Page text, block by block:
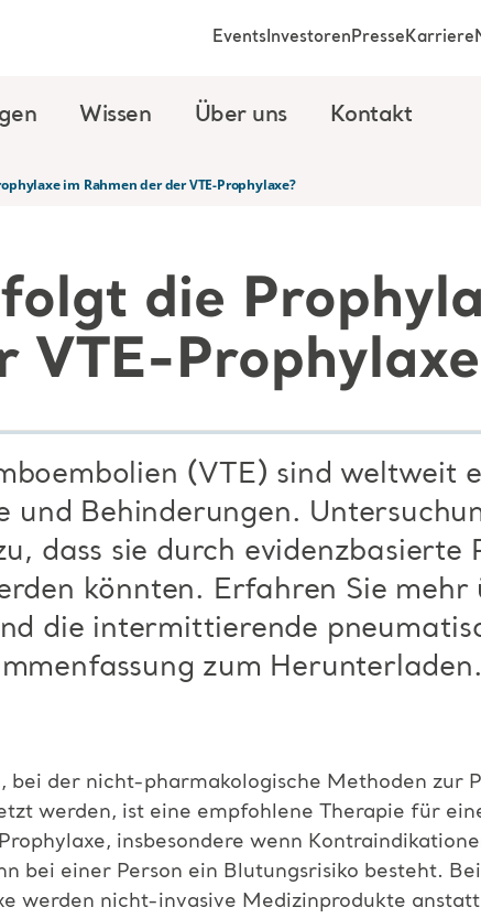
Wissen Über uns Kontakt
EventsInvestorenPresseKarriere
im Rahmen der der VTE-Prophylaxe?
die
VTE-
(VTE) sind weltweit
und Behinderungen.
dass sie durch
könnten. Erfahren Sie
die intermittierende
zum Herunterladen.
bei der nicht-pharmakologische Methoden zur
werden, ist eine empfohlene Therapie für
insbesondere wenn
bei einer Person ein Blutungsrisiko besteht.
werden nicht-invasive Medizinprodukte